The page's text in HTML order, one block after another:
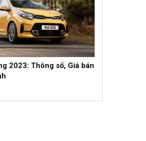
2023: Thông số, Giá bán